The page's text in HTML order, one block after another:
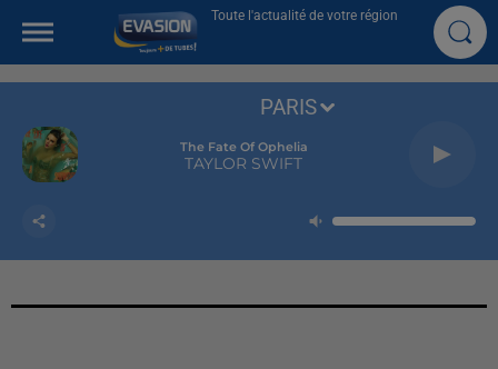
Toute l'actualité de votre région
The Fate Of Ophelia
TAYLOR SWIFT
PARIS